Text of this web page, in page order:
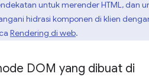
untuk merender HTML, dan
hidrasi komponen di klien
Rendering di web.
DOM yang dibuat di